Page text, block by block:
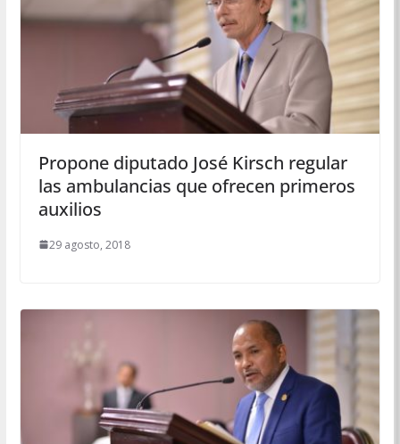
Propone diputado José Kirsch regular
las ambulancias que ofrecen primeros
auxilios
29 agosto, 2018